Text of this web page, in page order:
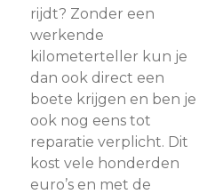
rijdt? Zonder een
werkende
kilometerteller kun je
dan ook direct een
boete krijgen en ben je
ook nog eens tot
reparatie verplicht. Dit
kost vele honderden
euro’s en met de